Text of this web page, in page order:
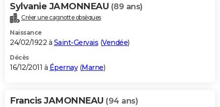
Sylvanie JAMONNEAU (89 ans)
Créer une cagnotte obsèques
Naissance
24/02/1922 à Saint-Gervais (Vendée)
Décès
16/12/2011 à Épernay(Marne)
Francis JAMONNEAU (94 ans)